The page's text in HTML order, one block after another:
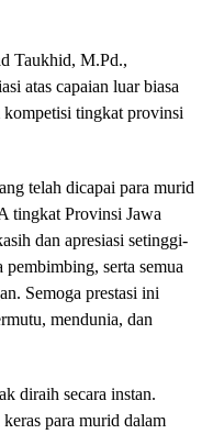
Taukhid, M.Pd.,
atas capaian luar biasa
tingkat provinsi
telah dicapai para murid
tingkat Provinsi Jawa
dan apresiasi setinggi-
serta semua
Semoga prestasi ini
mendunia, dan
diraih secara instan.
para murid dalam